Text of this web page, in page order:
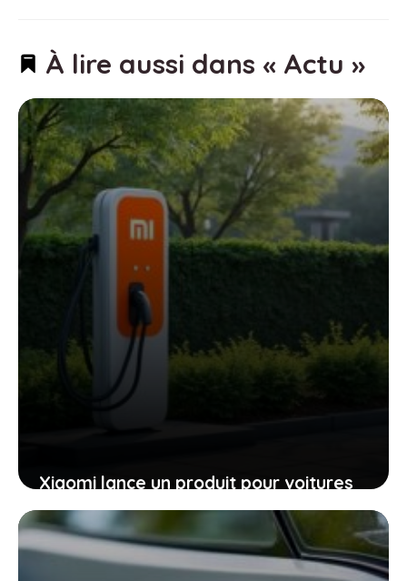
À lire aussi dans « Actu »
Xiaomi lance un produit pour voitures
électriques inédit, ce que Tesla n’a
jamais osé proposer et qui pourrait
tout changer